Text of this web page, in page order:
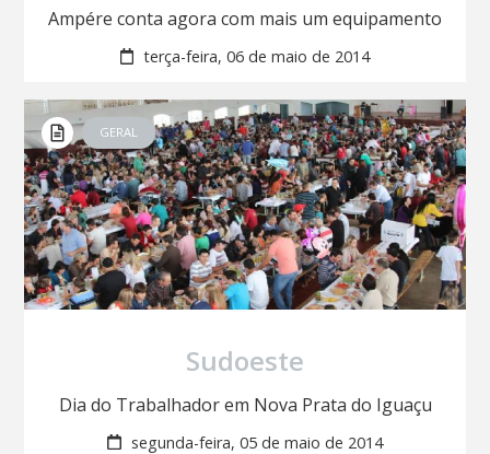
Ampére conta agora com mais um equipamento
terça-feira, 06 de maio de 2014
GERAL
Sudoeste
Dia do Trabalhador em Nova Prata do Iguaçu
segunda-feira, 05 de maio de 2014